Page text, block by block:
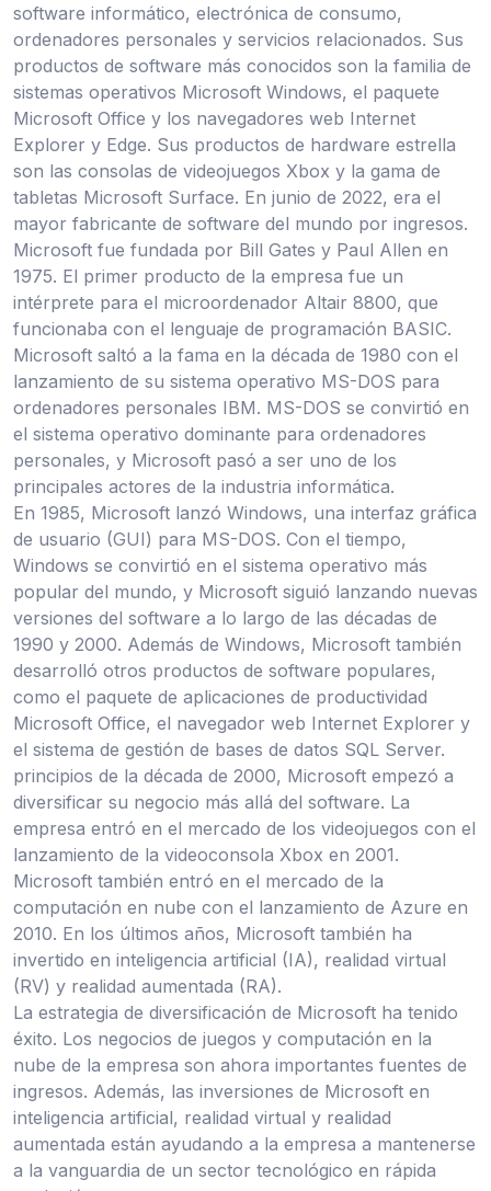
software informático, electrónica de consumo,
ordenadores personales y servicios relacionados. Sus
productos de software más conocidos son la familia de
sistemas operativos Microsoft Windows, el paquete
Microsoft Office y los navegadores web Internet
Explorer y Edge. Sus productos de hardware estrella
son las consolas de videojuegos Xbox y la gama de
tabletas Microsoft Surface. En junio de 2022, era el
mayor fabricante de software del mundo por ingresos.
Microsoft fue fundada por Bill Gates y Paul Allen en
1975. El primer producto de la empresa fue un
intérprete para el microordenador Altair 8800, que
funcionaba con el lenguaje de programación BASIC.
Microsoft saltó a la fama en la década de 1980 con el
lanzamiento de su sistema operativo MS-DOS para
ordenadores personales IBM. MS-DOS se convirtió en
el sistema operativo dominante para ordenadores
personales, y Microsoft pasó a ser uno de los
principales actores de la industria informática.
En 1985, Microsoft lanzó Windows, una interfaz gráfica
de usuario (GUI) para MS-DOS. Con el tiempo,
Windows se convirtió en el sistema operativo más
popular del mundo, y Microsoft siguió lanzando nuevas
versiones del software a lo largo de las décadas de
1990 y 2000. Además de Windows, Microsoft también
desarrolló otros productos de software populares,
como el paquete de aplicaciones de productividad
Microsoft Office, el navegador web Internet Explorer y
el sistema de gestión de bases de datos SQL Server.
principios de la década de 2000, Microsoft empezó a
diversificar su negocio más allá del software. La
empresa entró en el mercado de los videojuegos con el
lanzamiento de la videoconsola Xbox en 2001.
Microsoft también entró en el mercado de la
computación en nube con el lanzamiento de Azure en
2010. En los últimos años, Microsoft también ha
invertido en inteligencia artificial (IA), realidad virtual
(RV) y realidad aumentada (RA).
La estrategia de diversificación de Microsoft ha tenido
éxito. Los negocios de juegos y computación en la
nube de la empresa son ahora importantes fuentes de
ingresos. Además, las inversiones de Microsoft en
inteligencia artificial, realidad virtual y realidad
aumentada están ayudando a la empresa a mantenerse
a la vanguardia de un sector tecnológico en rápida